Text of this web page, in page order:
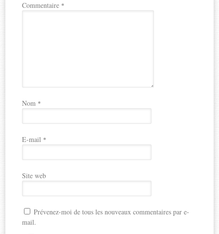
Commentaire *
Nom *
E-mail *
Site web
Prévenez-moi de tous les nouveaux commentaires par e-
mail.